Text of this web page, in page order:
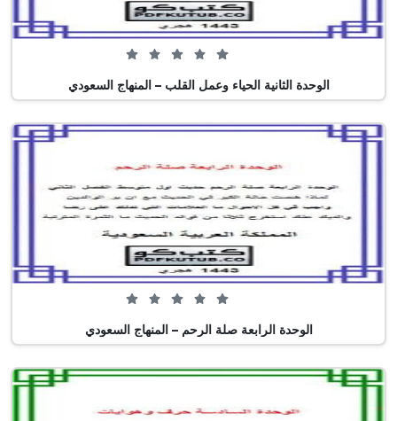
0 من 5 (0 تصويت)
الوحدة الثانية الحياء وعمل القلب – المنهاج السعودي
0 من 5 (0 تصويت)
الوحدة الرابعة صلة الرحم – المنهاج السعودي